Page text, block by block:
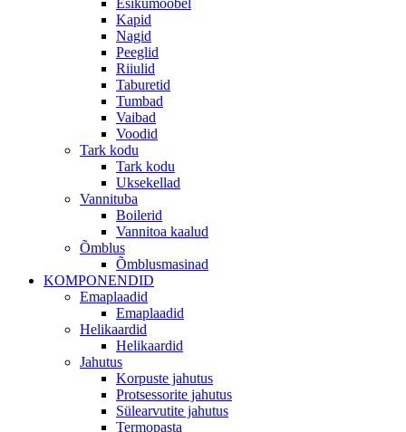
Esikumööbel
Kapid
Nagid
Peeglid
Riiulid
Taburetid
Tumbad
Vaibad
Voodid
Tark kodu
Tark kodu
Uksekellad
Vannituba
Boilerid
Vannitoa kaalud
Õmblus
Õmblusmasinad
KOMPONENDID
Emaplaadid
Emaplaadid
Helikaardid
Helikaardid
Jahutus
Korpuste jahutus
Protsessorite jahutus
Sülearvutite jahutus
Termopasta